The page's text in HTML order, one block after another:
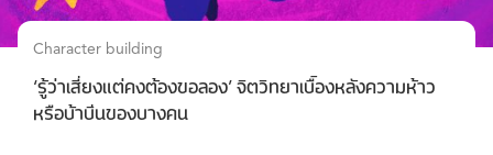
Character building
‘รู้ว่าเสี่ยงแต่คงต้องขอลอง’ จิตวิทยาเบื้องหลังความห้าว
หรือบ้าบิ่นของบางคน